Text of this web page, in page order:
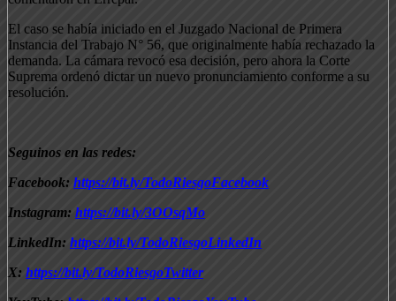
El caso se había iniciado en el Juzgado Nacional de Primera
Instancia del Trabajo N° 56, que originalmente había rechazado la
demanda. La cámara revocó esa decisión, pero ahora la Corte
Suprema ordenó dictar un nuevo pronunciamiento conforme a su
resolución.
Seguinos en las redes:
Facebook: https://bit.ly/TodoRiesgoFacebook
Instagram: https://bit.ly/3OOsqMo
LinkedIn: https://bit.ly/TodoRiesgoLinkedIn
X: https://bit.ly/TodoRiesgoTwitter